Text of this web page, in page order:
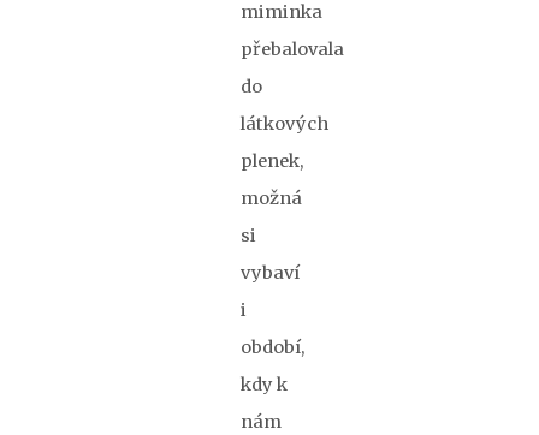
miminka
přebalovala
do
látkových
plenek,
možná
si
vybaví
i
období,
kdy k
nám